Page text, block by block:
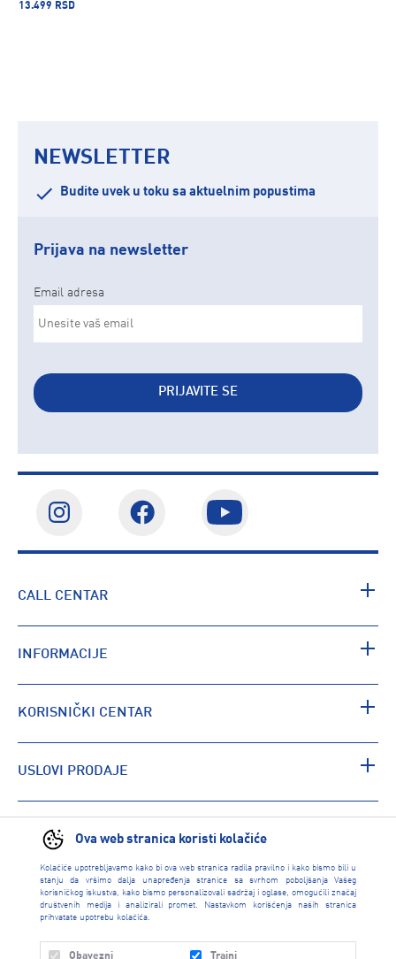
Ova web stranica koristi kolačiće
Kolačiće upotrebljavamo kako bi ova web stranica radila pravilno i kako bismo bili u
stanju da vršimo dalja unapređenja stranice sa svrhom poboljšanja Vašeg
korisničkog iskustva, kako bismo personalizovali sadržaj i oglase, omogućili značaj
društvenih medija i analizirali promet. Nastavkom korišćenja naših stranica
prihvatate upotrebu kolačića.
Obavezni Trajni
13.499 RSD
NEWSLETTER
Budite uvek u toku sa aktuelnim popustima
Prijava na newsletter
Email adresa
PRIJAVITE SE
CALL CENTAR
INFORMACIJE
KORISNIČKI CENTAR
USLOVI PRODAJE
PRONAĐI RADNJU